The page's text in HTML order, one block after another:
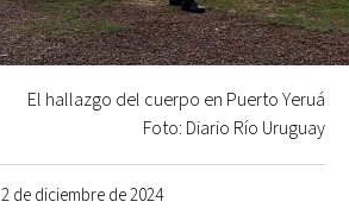
2 de diciembre de 2024
El hallazgo del cuerpo en Puerto Yeruá
Foto: Diario Río Uruguay